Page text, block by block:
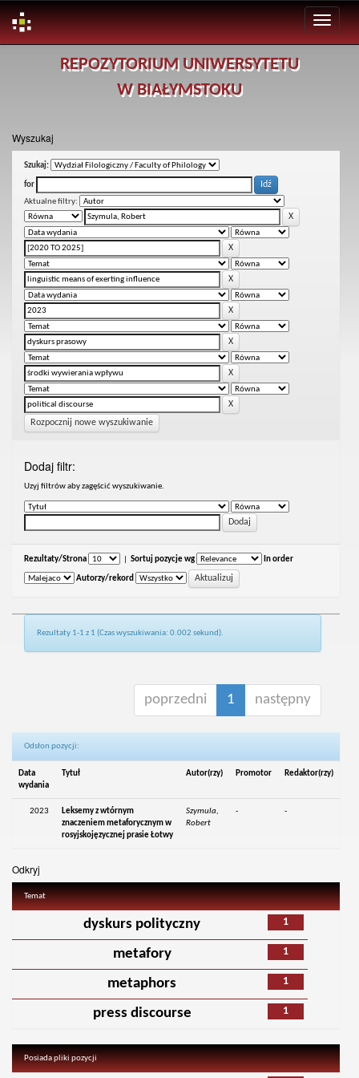
REPOZYTORIUM UNIWERSYTETU
W BIAŁYMSTOKU
Wyszukaj
Szukaj:
for
Aktualne filtry:
Rozpocznij nowe wyszukiwanie
Dodaj filtr:
Uzyj filtrów aby zagęścić wyszukiwanie.
Rezultaty/Strona Sortuj pozycje wg In order
Autorzy/rekord
Rezultaty 1-1 z 1 (Czas wyszukiwania: 0.002 sekund).
poprzedni 1 następny
Odsłon pozycji:
Data
wydania
Tytuł Autor(rzy) Promotor Redaktor(rzy)
2023
Leksemy z wtórnym
znaczeniem metaforycznym w
rosyjskojęzycznej prasie Łotwy
Szymula,
Robert
- -
Odkryj
Temat
1
dyskurs polityczny
1
metafory
1
metaphors
1
press discourse
Posiada pliki pozycji